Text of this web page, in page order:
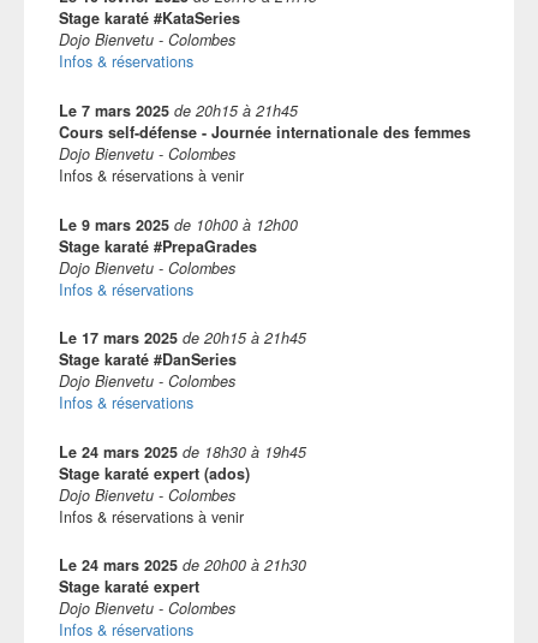
Stage karaté #KataSeries
Dojo Bienvetu - Colombes
Infos & réservations
Le 7 mars 2025 de 20h15à 21h45
Cours self-défense - Journée internationale des femmes
Dojo Bienvetu - Colombes
Infos & réservations à venir
Le 9 mars 2025 de 10h00 à 12h00
Stage karaté #PrepaGrades
Dojo Bienvetu - Colombes
Infos & réservations
Le 17 mars 2025 de 20h15à 21h45
Stage karaté #DanSeries
Dojo Bienvetu - Colombes
Infos & réservations
Le 24 mars 2025 de 18h30 à 19h45
Stage karaté expert (ados)
Dojo Bienvetu - Colombes
Infos & réservations à venir
Le 24 mars 2025 de 20h00 à 21h30
Stage karaté expert
Dojo Bienvetu - Colombes
Infos & réservations